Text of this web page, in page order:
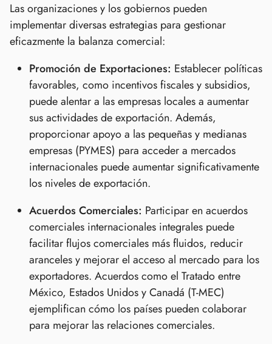
Las organizaciones y los gobiernos pueden
implementar diversas estrategias para gestionar
eficazmente la balanza comercial:
Promoción de Exportaciones: Establecer políticas
favorables, como incentivos fiscales y subsidios,
puede alentar a las empresas locales a aumentar
sus actividades de exportación. Además,
proporcionar apoyo a las pequeñas y medianas
empresas (PYMES) para acceder a mercados
internacionales puede aumentar significativamente
los niveles de exportación.
Acuerdos Comerciales: Participar en acuerdos
comerciales internacionales integrales puede
facilitar flujos comerciales más fluidos, reducir
aranceles y mejorar el acceso al mercado para los
exportadores. Acuerdos como el Tratado entre
México, Estados Unidos y Canadá (T-MEC)
ejemplifican cómo los países pueden colaborar
para mejorar las relaciones comerciales.